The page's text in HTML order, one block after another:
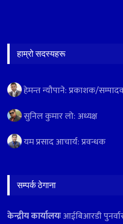
हाम्रो सदस्यहरू
हेमन्त न्यौपाने: प्रकाशक/
सुनिल कुमार लो: अध्यक्ष
यम प्रसाद आचार्य: प्रवन्धक
सम्पर्क ठेगाना
केन्द्रीय कार्यालयःआईबिआरडी